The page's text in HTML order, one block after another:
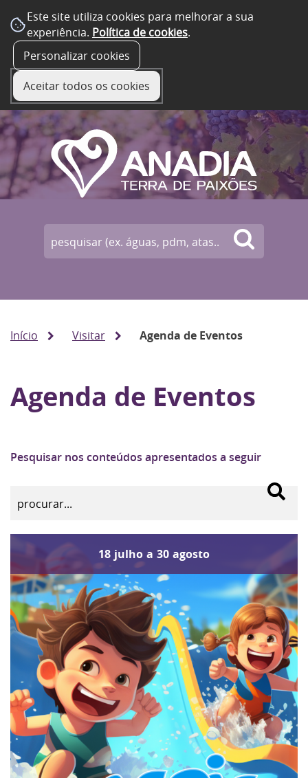
Este site utiliza cookies para melhorar a sua
experiência. Política de cookies.
Personalizar cookies
Aceitar todos os cookies
Início Visitar Agenda de Eventos
Agenda de Eventos
Pesquisar nos conteúdos apresentados a seguir
18 julho a 30 agosto